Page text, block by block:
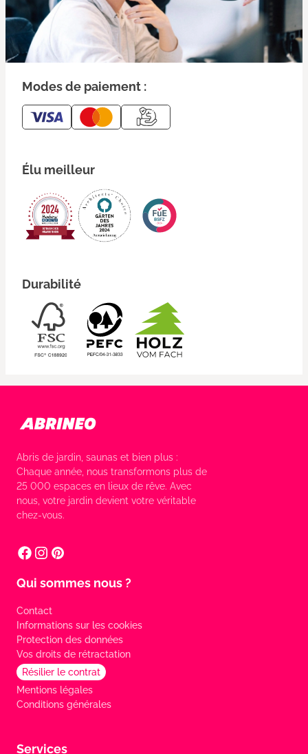
Modes de paiement :
Élu meilleur
Durabilité
Abris de jardin, saunas et bien plus :
Chaque année, nous transformons plus de
25 000 espaces en lieux de rêve. Avec
nous, votre jardin devient votre véritable
chez-vous.
Qui sommes nous ?
Contact
Informations sur les cookies
Protection des données
Vos droits de rétractation
Résilier le contrat
Mentions légales
Conditions générales
Services